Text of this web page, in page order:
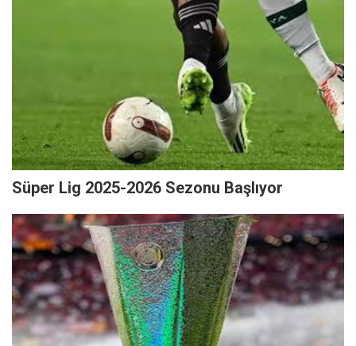
Süper Lig 2025-2026 Sezonu Başlıyor